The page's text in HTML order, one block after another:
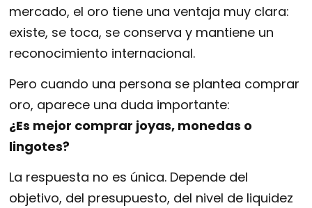
mercado, el oro tiene una ventaja muy clara:
existe, se toca, se conserva y mantiene un
reconocimiento internacional.
Pero cuando una persona se plantea comprar
oro, aparece una duda importante:
¿Es mejor comprar joyas, monedas o
lingotes?
La respuesta no es única. Depende del
objetivo, del presupuesto, del nivel de liquidez